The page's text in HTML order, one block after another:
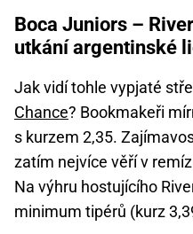
Boca Juniors –
utkání argentinské
Jak vidí tohle vypjaté
Chance? Bookmakeři
s kurzem 2,35.
zatím nejvíce věří v
Na výhru hostujícího
minimum tipérů (kurz